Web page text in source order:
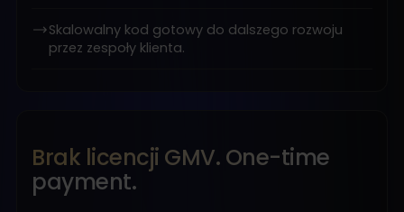
Skalowalny kod gotowy do dalszego rozwoju
przez zespoły klienta.
Brak licencji GMV. One-time
payment.